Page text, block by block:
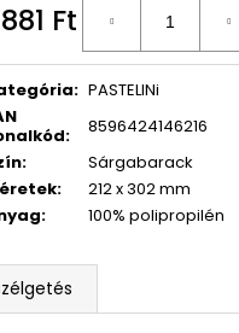
Ft
: PASTELINi
:
8596424146216
:
Sárgabarack
:
212 x 302 mm
: 100% polipropilén